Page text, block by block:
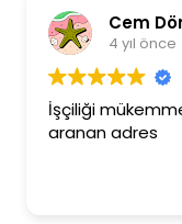
Cem
4 yıl önce
İşçiliği
aranan adres